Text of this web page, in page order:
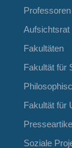
Professoren
Aufsichtsrat
Fakultäten
Fakultät für
Fakultät für
Soziale